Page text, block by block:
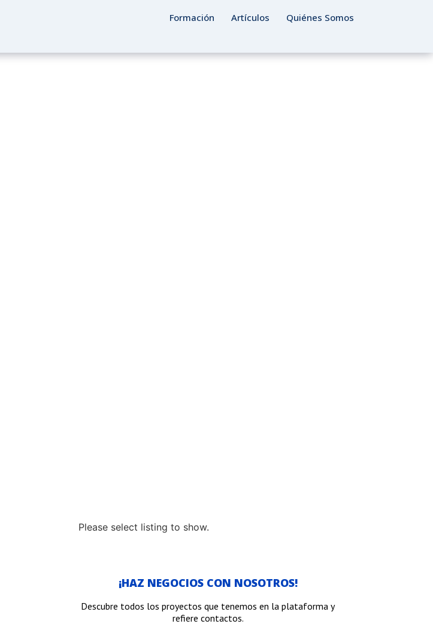
Formación Artículos Quiénes Somos
Please select listing to show.
¡HAZ NEGOCIOS CON NOSOTROS!
Descubre todos los proyectos que tenemos en la plataforma y
refiere contactos.